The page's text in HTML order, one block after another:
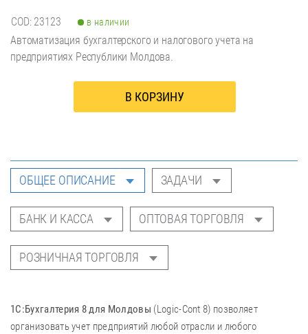
в наличии
COD: 23123
Автоматизация бухгалтерского и налогового учета на
предприятиях Республики Молдова.
ОБЩЕЕ ОПИСАНИЕ ЗАДАЧИ
БАНК И КАССА ОПТОВАЯ ТОРГОВЛЯ
РОЗНИЧНАЯ ТОРГОВЛЯ
1С:Бухгалтерия 8 для Молдовы (Logic-Cont 8) позволяет
организовать учет предприятий любой отрасли и любого